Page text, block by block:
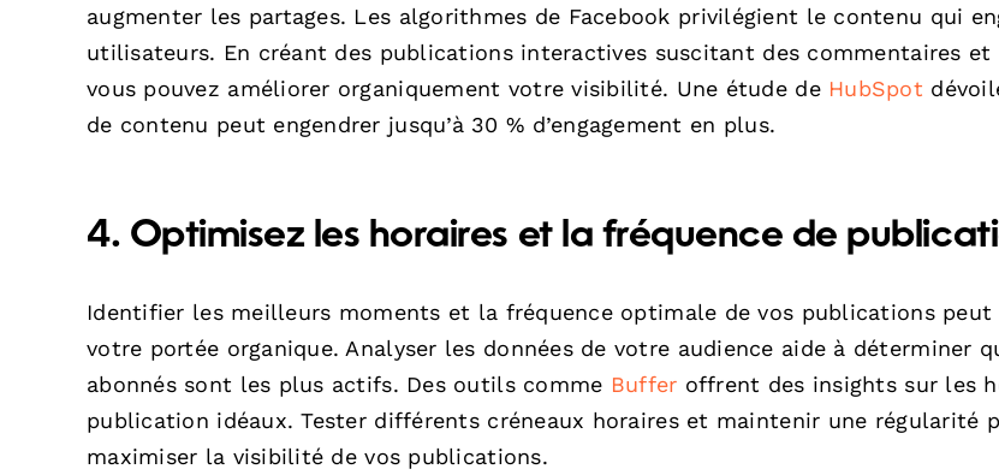
augmenter les partages. Les algorithmes de Facebook privilégient le contenu qui
utilisateurs. En créant des publications interactives suscitant des commentaires et
vous pouvez améliorer organiquement votre visibilité. Une étude de HubSpot
de contenu peut engendrer jusqu’à 30 % d’engagement en plus.
4. Optimisez les horaires et la fréquence de
Identifier les meilleurs moments et la fréquence optimale de vos publications
votre portée organique. Analyser les données de votre audience aide à déterminer
abonnés sont les plus actifs. Des outils comme Buffer offrent des insights sur les
publication idéaux. Tester différents créneaux horaires et maintenir une régularité
maximiser la visibilité de vos publications.